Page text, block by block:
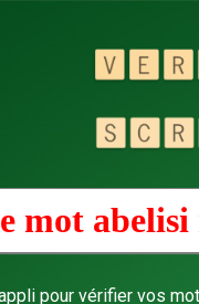
mot abelisi
pour vérifier vos